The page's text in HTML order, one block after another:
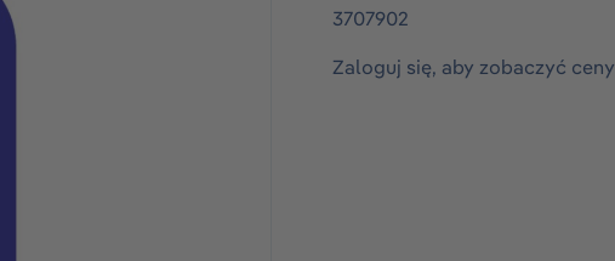
3707902
Zaloguj się, aby zobaczyć ceny